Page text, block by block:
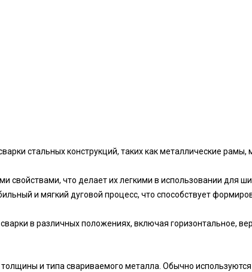
стальных конструкций, таких как металлические рамы,
что делает их легкими в использовании для
и мягкий дуговой процесс, что способствует
в различных положениях, включая горизонтальное,
и типа свариваемого металла. Обычно